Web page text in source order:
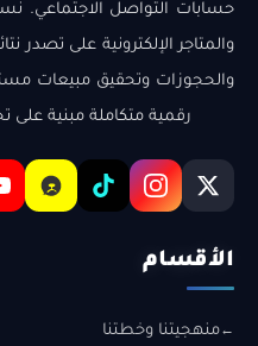
حسابات التواصل الاجتماعي.
والحجوزات وتحقيق مبيعات
رقمية متكاملة مبنية على
الأقسام
منهجيتنا وخطتنا